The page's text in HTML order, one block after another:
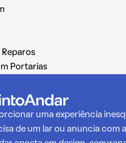
Reparos
Portarias
uma experiência
de um lar ou anuncia com